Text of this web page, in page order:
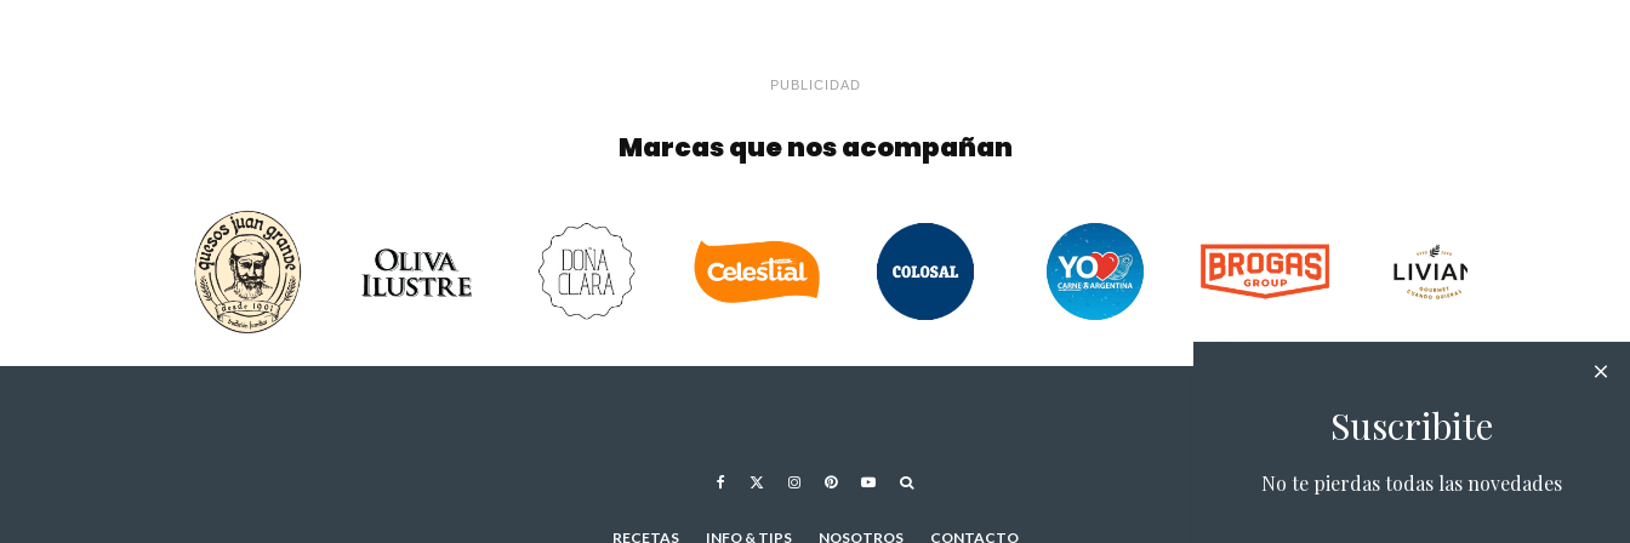
PUBLICIDAD
Marcas que nos acompañan
RECETAS INFO & TIPS NOSOTROS CONTACTO
Suscribite
No te pierdas todas las novedades